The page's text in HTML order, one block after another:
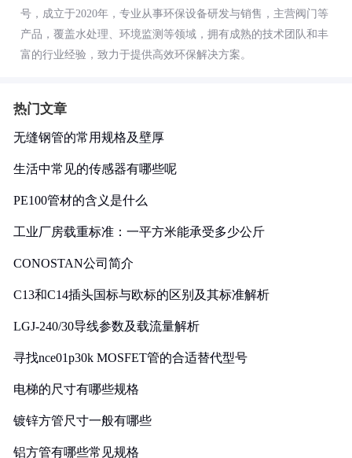
号，成立于2020年，专业从事环保设备研发与销售，主营阀门等
产品，覆盖水处理、环境监测等领域，拥有成熟的技术团队和丰
富的行业经验，致力于提供高效环保解决方案。
热门文章
无缝钢管的常用规格及壁厚
生活中常见的传感器有哪些呢
PE100管材的含义是什么
工业厂房载重标准：一平方米能承受多少公斤
CONOSTAN公司简介
C13和C14插头国标与欧标的区别及其标准解析
LGJ-240/30导线参数及载流量解析
寻找nce01p30k MOSFET管的合适替代型号
电梯的尺寸有哪些规格
镀锌方管尺寸一般有哪些
铝方管有哪些常见规格